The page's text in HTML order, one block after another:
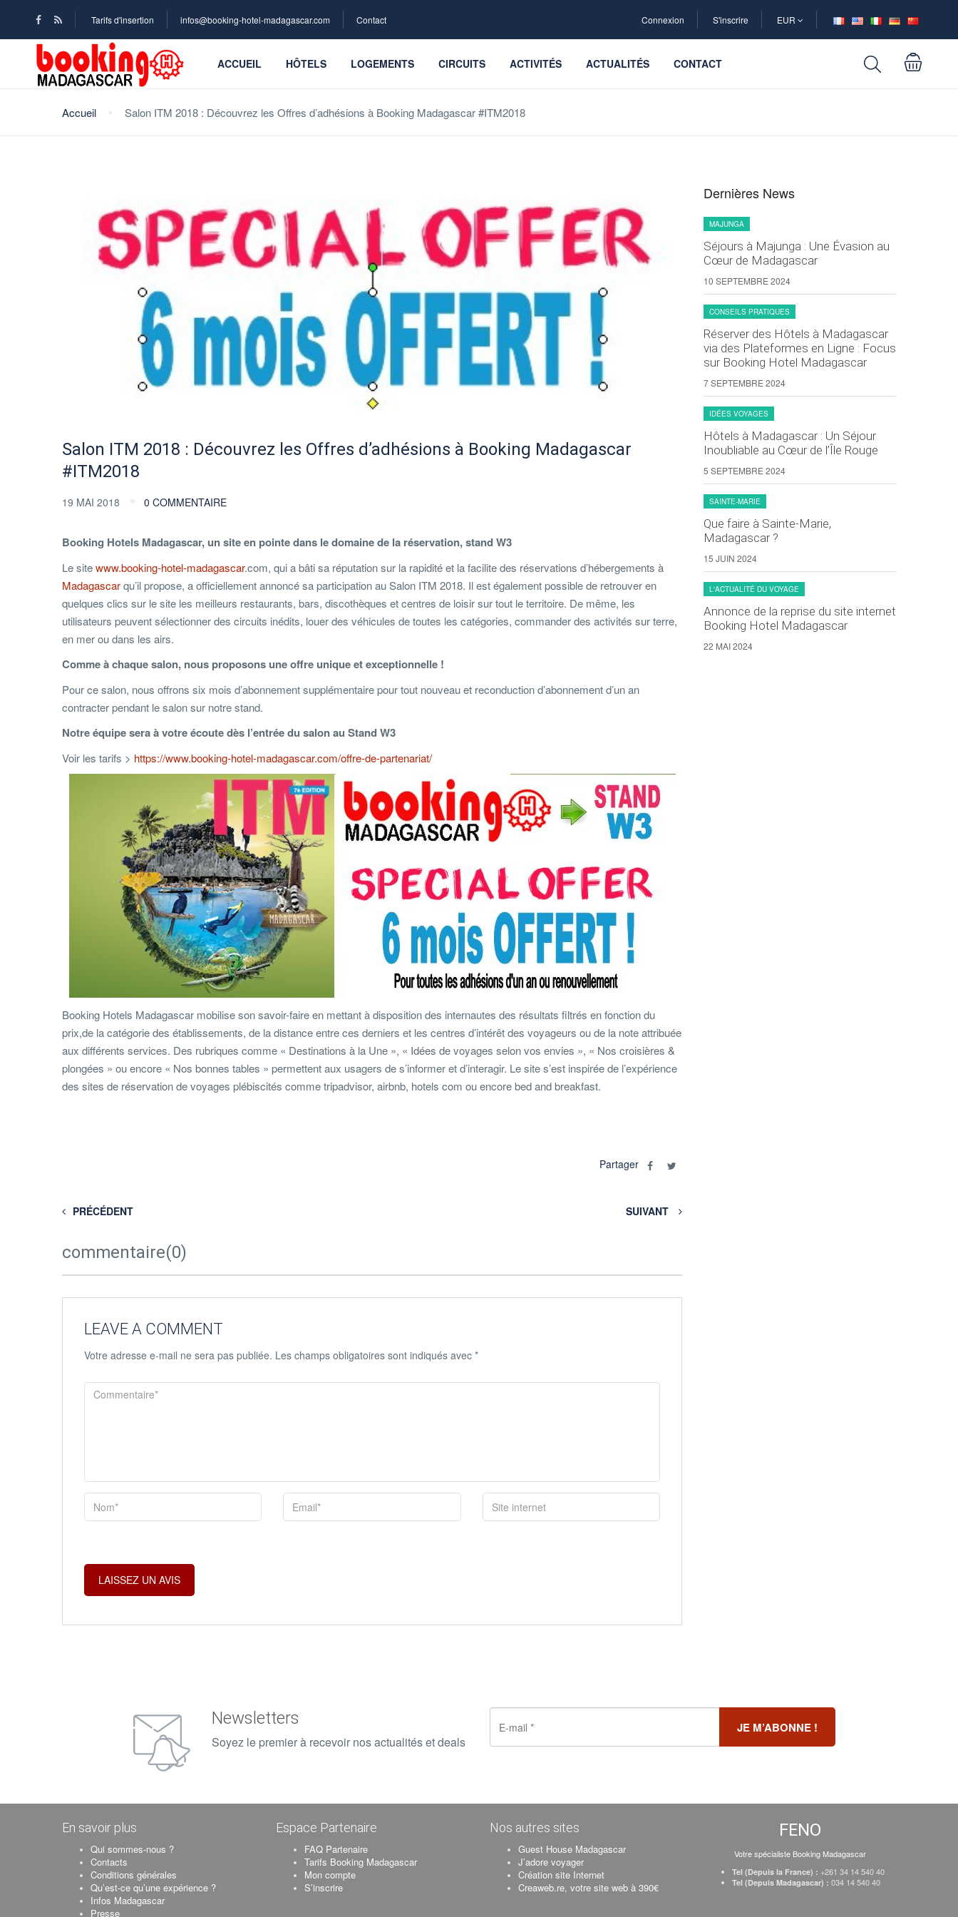
Tarifs d'insertion infos@booking-hotel-madagascar.com Contact Connexion S'inscrire EUR
ACCUEIL HÔTELS LOGEMENTS CIRCUITS ACTIVITÉS ACTUALITÉS CONTACT
Accueil Salon ITM 2018 : Découvrez les Offres d’adhésions à Booking Madagascar #ITM2018
Salon ITM 2018 : Découvrez les Offres d’adhésions à Booking Madagascar
#ITM2018
19 MAI 2018 0 COMMENTAIRE
Booking Hotels Madagascar, un site en pointe dans le domaine de la réservation, stand W3
Le sitewww.booking-hotel-madagascar.com, qui a bâti sa réputation sur la rapidité et la facilite des réservations d’hébergements à
Madagascarqu’il propose, a officiellement annoncé sa participation au Salon ITM 2018. Il est également possible de retrouver en
quelques clics sur le site les meilleurs restaurants, bars, discothèques et centres de loisir sur tout le territoire. De même, les
utilisateurs peuvent sélectionner des circuits inédits, louer des véhicules de toutes les catégories, commander des activités sur terre,
en mer ou dans les airs.
Comme à chaque salon, nous proposons une offre unique et exceptionnelle !
Pour ce salon, nous offrons six mois d’abonnement supplémentaire pour tout nouveau et reconduction d’abonnement d’un an
contracter pendant le salon sur notre stand.
Notre équipe sera à votre écoute dès l’entrée du salon au Stand W3
Voir les tarifs > https://www.booking-hotel-madagascar.com/offre-de-partenariat/
Booking Hotels Madagascar mobilise son savoir-faire en mettant à disposition des internautes des résultats filtrés en fonction du
prix,de la catégorie des établissements, de la distance entre ces derniers et les centres d’intérêt des voyageurs ou de la note attribuée
aux différents services. Des rubriques comme « Destinations à la Une », « Idées de voyages selon vos envies », « Nos croisières &
plongées » ou encore « Nos bonnes tables » permettent aux usagers de s’informer et d’interagir. Le site s’est inspirée de l’expérience
des sites de réservation de voyages plébiscités comme tripadvisor, airbnb, hotels com ou encore bed and breakfast.
Partager
PRÉCÉDENT SUIVANT
commentaire(0)
LEAVE A COMMENT
Votre adresse e-mail ne sera pas publiée. Les champs obligatoires sont indiqués avec *
Dernières News
MAJUNGA
Séjours à Majunga : Une Évasion au
Cœur de Madagascar
10 SEPTEMBRE 2024
CONSEILS PRATIQUES
Réserver des Hôtels à Madagascar
via des Plateformes en Ligne : Focus
sur Booking Hotel Madagascar
7 SEPTEMBRE 2024
IDÉES VOYAGES
Hôtels à Madagascar : Un Séjour
Inoubliable au Cœur de l’Île Rouge
5 SEPTEMBRE 2024
SAINTE-MARIE
Que faire à Sainte-Marie,
Madagascar ?
15 JUIN 2024
L'ACTUALITÉ DU VOYAGE
Annonce de la reprise du site internet
Booking Hotel Madagascar
22 MAI 2024
Newsletters
Soyez le premier à recevoir nos actualités et deals
En savoir plus
Qui sommes-nous ?
Contacts
Conditions générales
Qu’est-ce qu’une expérience ?
Infos Madagascar
Presse
Espace Partenaire
FAQ Partenaire
Tarifs Booking Madagascar
Mon compte
S’inscrire
Nos autres sites
Guest House Madagascar
J’adore voyager
Création site Internet
Creaweb.re, votre site web à 390€
FENO
Votre spécialiste Booking Madagascar
Tel (Depuis la France) : +261 34 14 540 40
Tel (Depuis Madagascar) : 034 14 540 40